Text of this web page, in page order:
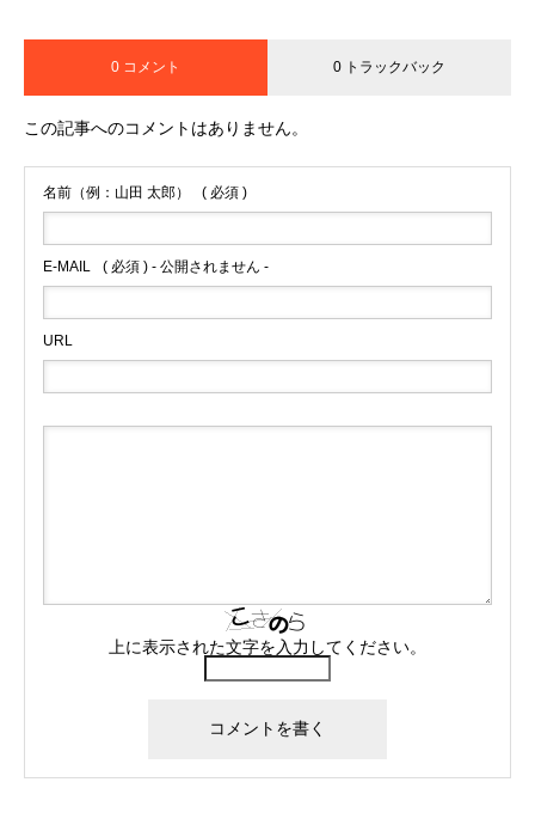
0 コメント 0 トラックバック
この記事へのコメントはありません。
名前（例：山田 太郎） ( 必須 )
E-MAIL ( 必須 ) - 公開されません -
URL
上に表示された文字を入力してください。